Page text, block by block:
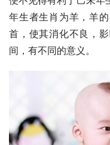
年生者生肖为羊，羊
首，使其消化不良，
间，有不同的意义。